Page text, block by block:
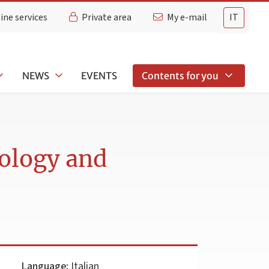
IT
services Private area My e-mail
NEWS EVENTS Contents for you
and